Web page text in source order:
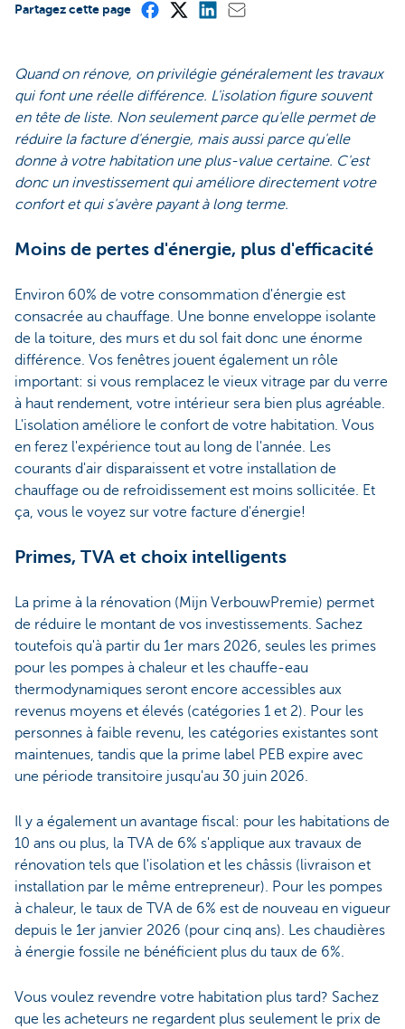
Partagez cette page
Quand on rénove, on privilégie généralement les travaux
qui font une réelle différence. L'isolation figure souvent
en tête de liste. Non seulement parce qu'elle permet de
réduire la facture d'énergie, mais aussi parce qu'elle
donne à votre habitation une plus-value certaine. C'est
donc un investissement qui améliore directement votre
confort et qui s'avère payant à long terme.
Moins de pertes d'énergie, plus d'efficacité
Environ 60% de votre consommation d'énergie est
consacrée au chauffage. Une bonne enveloppe isolante
de la toiture, des murs et du sol fait donc une énorme
différence. Vos fenêtres jouent également un rôle
important: si vous remplacez le vieux vitrage par du verre
à haut rendement, votre intérieur sera bien plus agréable.
L'isolation améliore le confort de votre habitation. Vous
en ferez l'expérience tout au long de l'année. Les
courants d'air disparaissent et votre installation de
chauffage ou de refroidissement est moins sollicitée. Et
ça, vous le voyez sur votre facture d'énergie!
Primes, TVA et choix intelligents
La prime à la rénovation (Mijn VerbouwPremie) permet
de réduire le montant de vos investissements. Sachez
toutefois qu'à partir du 1er mars 2026, seules les primes
pour les pompes à chaleur et les chauffe-eau
thermodynamiques seront encore accessibles aux
revenus moyens et élevés (catégories 1 et 2). Pour les
personnes à faible revenu, les catégories existantes sont
maintenues, tandis que la prime label PEB expire avec
une période transitoire jusqu'au 30 juin 2026.
Il y a également un avantage fiscal: pour les habitations de
10 ans ou plus, la TVA de 6% s'applique aux travaux de
rénovation tels que l'isolation et les châssis (livraison et
installation par le même entrepreneur). Pour les pompes
à chaleur, le taux de TVA de 6% est de nouveau en vigueur
depuis le 1er janvier 2026 (pour cinq ans). Les chaudières
à énergie fossile ne bénéficient plus du taux de 6%.
Vous voulez revendre votre habitation plus tard? Sachez
que les acheteurs ne regardent plus seulement le prix de